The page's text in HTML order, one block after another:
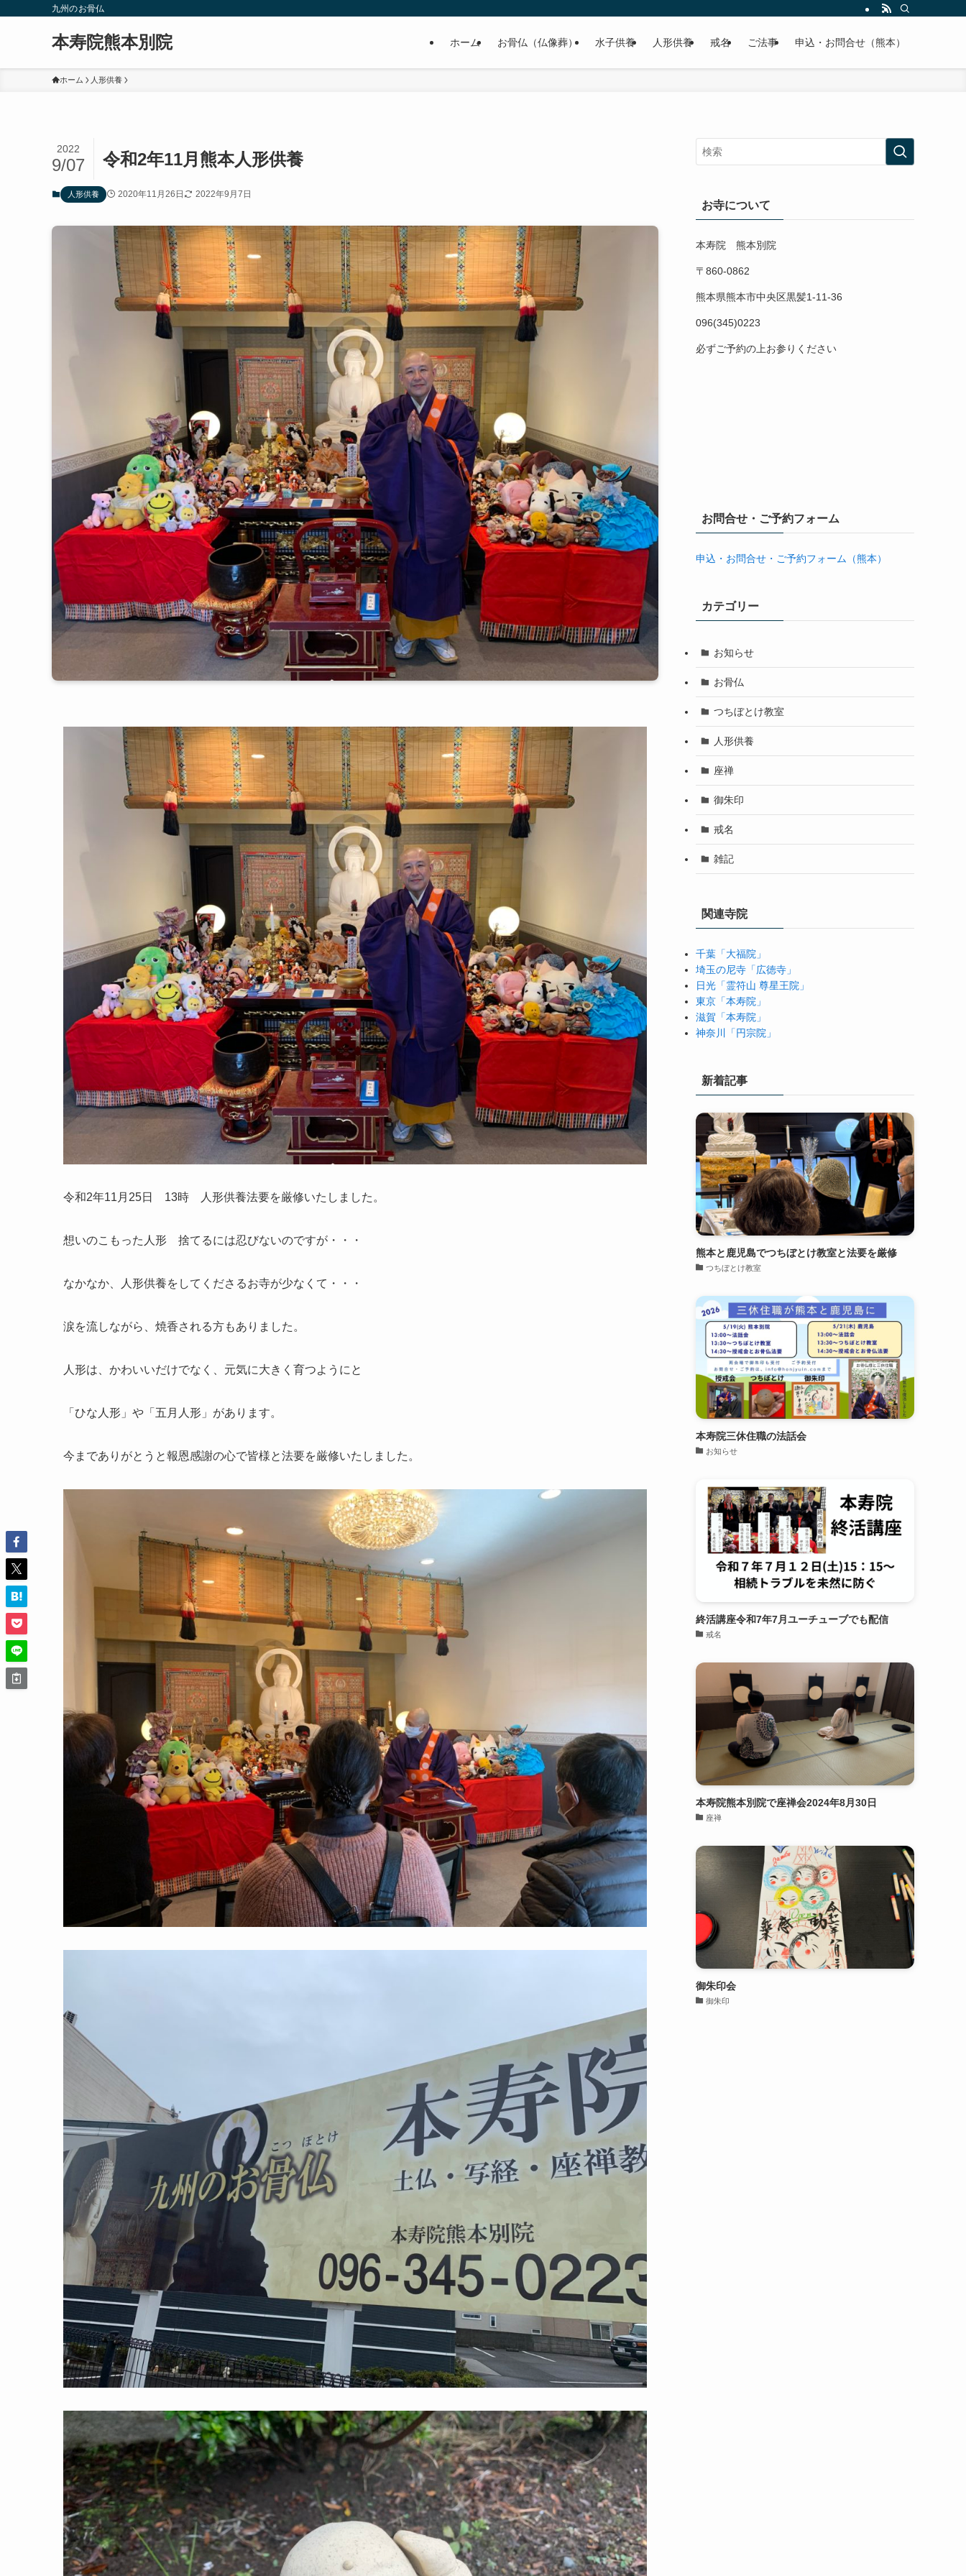
九州のお骨仏
本寿院熊本別院 ホーム お骨仏（仏像葬） 水子供養 人形供養 戒名 ご法事 申込・お問合せ（熊本）
ホーム 人形供養
令和2年11月熊本人形供養
2022
9/07
人形供養 2020年11月26日 2022年9月7日
令和2年11月25日 13時 人形供養法要を厳修いたしました。
想いのこもった人形 捨てるには忍びないのですが・・・
なかなか、人形供養をしてくださるお寺が少なくて・・・
涙を流しながら、焼香される方もありました。
人形は、かわいいだけでなく、元気に大きく育つようにと
「ひな人形」や「五月人形」があります。
今までありがとうと報恩感謝の心で皆様と法要を厳修いたしました。
お寺について
本寿院 熊本別院
〒860-0862
熊本県熊本市中央区黒髪1-11-36
096(345)0223
必ずご予約の上お参りください
お問合せ・ご予約フォーム
申込・お問合せ・ご予約フォーム（熊本）
カテゴリー
お知らせ
お骨仏
つちぼとけ教室
人形供養
座禅
御朱印
戒名
雑記
関連寺院
千葉「大福院」
埼玉の尼寺「広徳寺」
日光「霊符山 尊星王院」
東京「本寿院」
滋賀「本寿院」
神奈川「円宗院」
新着記事
熊本と鹿児島でつちぼとけ教室と法要を厳修
つちぼとけ教室
本寿院三休住職の法話会
お知らせ
終活講座令和7年7月ユーチューブでも配信
戒名
本寿院熊本別院で座禅会2024年8月30日
座禅
御朱印会
御朱印